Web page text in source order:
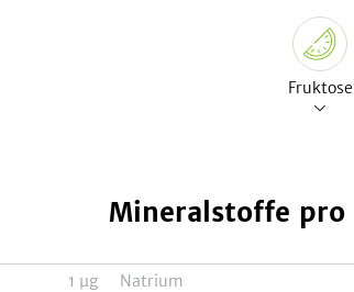
Fruktose
1 µg
Mineralstoffe pro
Natrium